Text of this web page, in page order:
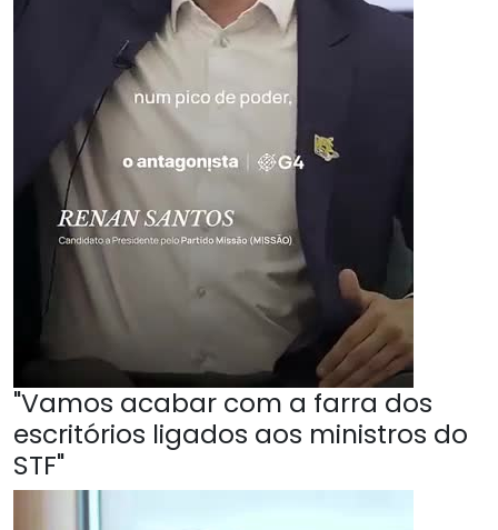
"Vamos acabar com a farra dos
escritórios ligados aos ministros do
STF"